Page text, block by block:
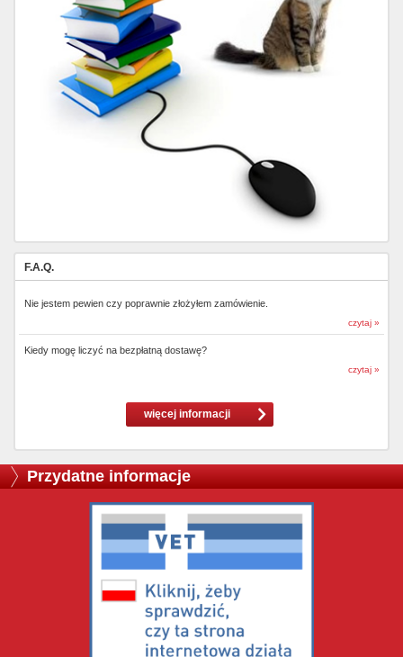
F.A.Q.
Nie jestem pewien czy poprawnie złożyłem zamówienie.
czytaj »
Kiedy mogę liczyć na bezpłatną dostawę?
czytaj »
więcej informacji
Przydatne informacje